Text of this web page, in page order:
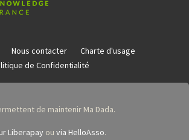
Nous contacter
Charte d'usage
de Confidentialité
de maintenir Ma Dada.
Liberapay ou via HelloAsso.